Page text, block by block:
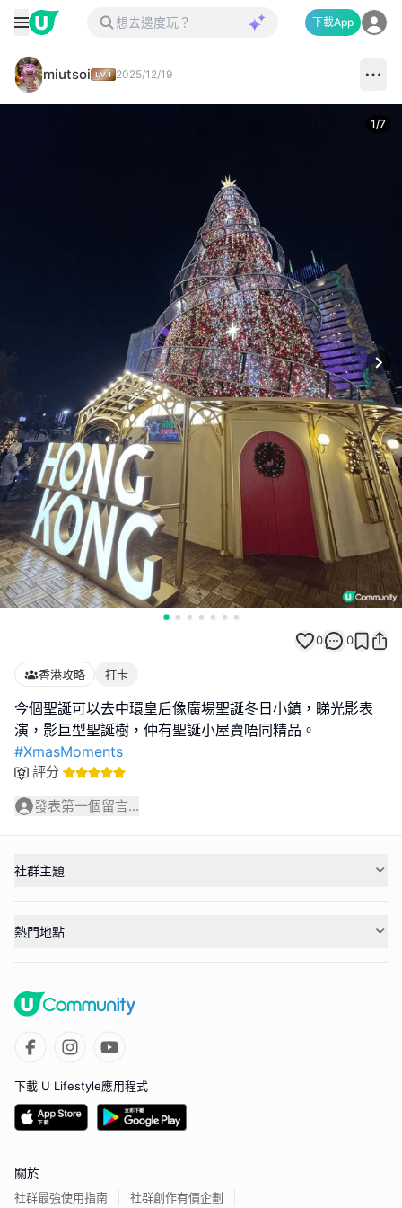
下載App
miutsoi 2025/12/19
1/7
0 0
香港攻略 打卡
今個聖誕可以去中環皇后像廣場聖誕冬日小鎮，睇光影表
#XmasMoments
評分
發表第一個留言...
社群主題
熱門地點
下載 U Lifestyle應用程式
關於
社群最強使用指南 社群創作有價企劃